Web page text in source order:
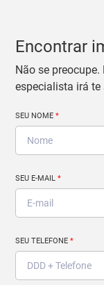
Encontrar
Não se
especialista irá te
SEU NOME*
SEU E-MAIL*
SEU TELEFONE*